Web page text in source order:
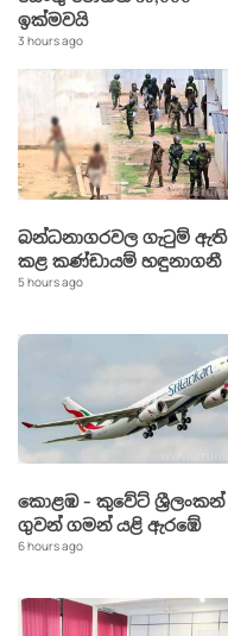
ඉක්මවයි
3 hours ago
බන්ධනාගරවල ගැටුම් ඇති
කළ කණ්ඩායම් හඳුනාගනී
5 hours ago
කොළඹ - කුවේට් ශ්‍රීලංකන්
ගුවන් ගමන් යළි ඇරඹේ
6 hours ago